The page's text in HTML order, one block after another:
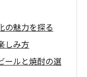
の魅力を探る
しみ方
ールと焼酎の選